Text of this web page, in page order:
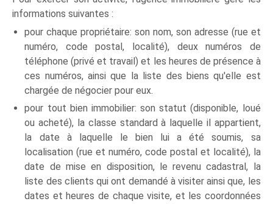
informations suivantes :
pour chaque propriétaire: son nom, son adresse (rue et
numéro, code postal, localité), deux numéros de
téléphone (privé et travail) et les heures de présence à
ces numéros, ainsi que la liste des biens qu'elle est
chargée de négocier pour eux.
pour tout bien immobilier: son statut (disponible, loué
ou acheté), la classe standard à laquelle il appartient,
la date à laquelle le bien lui a été soumis, sa
localisation (rue et numéro, code postal et localité), la
date de mise en disposition, le revenu cadastral, la
liste des clients qui ont demandé à visiter ainsi que, les
dates et heures de chaque visite, et les coordonnées